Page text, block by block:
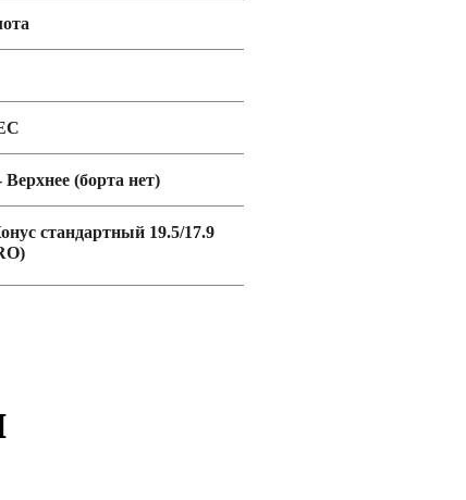
Верхнее (борта нет)
стандартный 19.5/17.9